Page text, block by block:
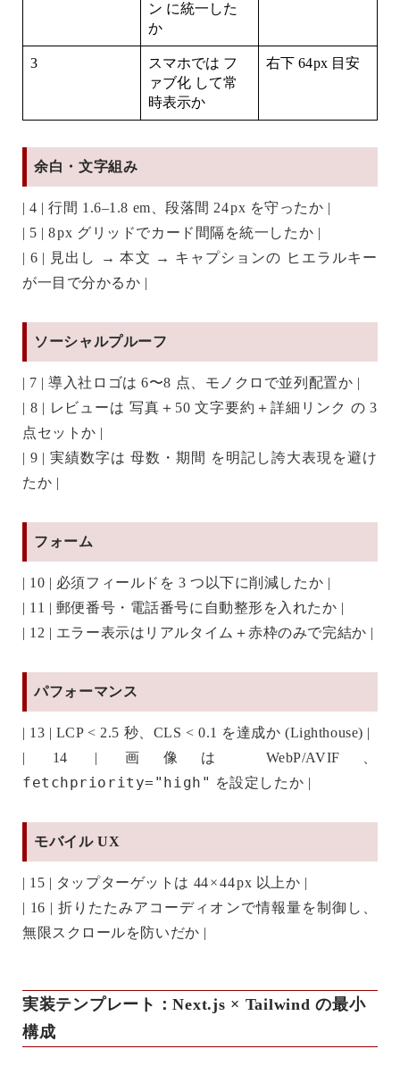
ン に統一した
か
3 スマホでは フ
ァブ化 して常
時表示か
右下 64 px 目安
余白・文字組み
| 4 | 行間 1.6–1.8 em、段落間 24 px を守ったか |
| 5 | 8 px グリッドでカード間隔を統一したか |
| 6 | 見出し → 本文 → キャプションの ヒエラルキー
が一目で分かるか |
ソーシャルプルーフ
| 7 | 導入社ロゴは 6〜8 点、モノクロで並列配置か |
| 8 | レビューは写真＋50 文字要約＋詳細リンク の 3
点セットか |
| 9 | 実績数字は 母数・期間 を明記し誇大表現を避け
たか |
フォーム
| 10 | 必須フィールドを 3 つ以下に削減したか |
| 11 | 郵便番号・電話番号に自動整形を入れたか |
| 12 | エラー表示はリアルタイム＋赤枠のみで完結か |
パフォーマンス
| 13 | LCP < 2.5 秒、CLS < 0.1 を達成か (Lighthouse) |
| 14 | 画像は WebP/AVIF、
fetchpriority="high" を設定したか |
モバイル UX
| 15 | タップターゲットは 44 × 44 px 以上か |
| 16 | 折りたたみアコーディオンで情報量を制御し、
無限スクロールを防いだか |
実装テンプレート：Next.js × Tailwind の最小
構成